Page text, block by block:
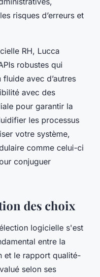
risques d’erreurs et
RH, Lucca
robustes qui
avec d’autres
avec des
pour garantir la
les processus
votre système,
comme celui-ci
conjuguer
des choix
logicielle s'est
entre la
et le rapport qualité-
selon ses